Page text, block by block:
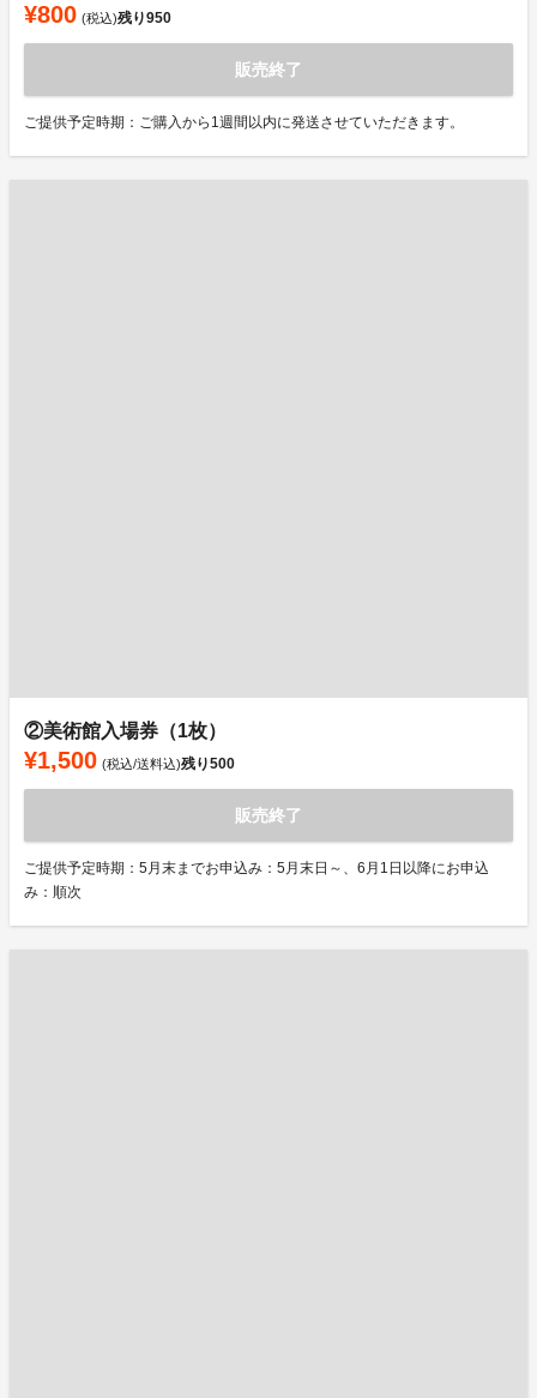
¥800 (税込)残り950
販売終了
ご提供予定時期：ご購入から1週間以内に発送させていただきます。
②美術館入場券（1枚）
¥1,500 (税込/送料込)残り500
販売終了
ご提供予定時期：5月末までお申込み：5月末日～、6月1日以降にお申込
み：順次